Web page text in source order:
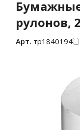
Бумажные
рулонов,
Арт. тр1840194